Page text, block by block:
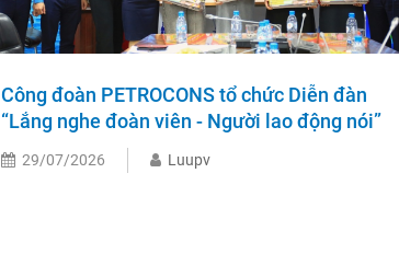
Công đoàn PETROCONS tổ chức Diễn đàn
“Lắng nghe đoàn viên - Người lao động nói”
29/07/2026 Luupv